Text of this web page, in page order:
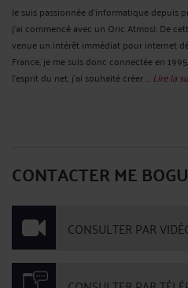
Je suis passionnée d'informatique depuis
j'ai commencé avec un Oric Atmos). De
venue un intérêt immédiat pour internet
France, je me suis donc connectée en
l'esprit du net, j'ai souhaité créer ... Lire la
CONTACTER ME
CONSULTER PAR